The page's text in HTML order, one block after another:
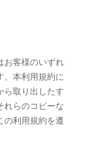
お客様のいずれ
。本利用規約に
ら取り出したす
れらのコピーな
の利用規約を遵